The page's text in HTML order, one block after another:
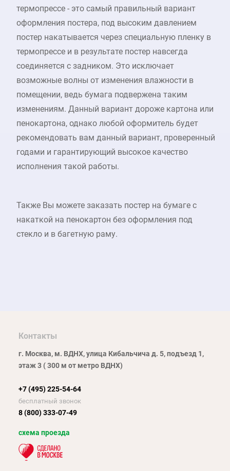
термопрессе - это самый правильный вариант
оформления постера, под высоким давлением
постер накатывается через специальную пленку в
термопрессе и в результате постер навсегда
соединяется с задником. Это исключает
возможные волны от изменения влажности в
помещении, ведь бумага подвержена таким
изменениям. Данный вариант дороже картона или
пенокартона, однако любой оформитель будет
рекомендовать вам данный вариант, проверенный
годами и гарантирующий высокое качество
исполнения такой работы.
Также Вы можете заказать постер на бумаге с
накаткой на пенокартон без оформления под
стекло и в багетную раму.
Контакты
г. Москва, м. ВДНХ, улица Кибальчича д. 5, подъезд 1,
этаж 3 ( 300 м от метро ВДНХ)
+7 (495) 225-54-64
бесплатный звонок
8 (800) 333-07-49
схема проезда